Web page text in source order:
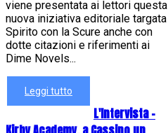
viene presentata ai lettori questa
nuova iniziativa editoriale targata
Spirito con la Scure anche con
dotte citazioni e riferimenti ai
Dime Novels...
Leggi tutto
L'Intervista -